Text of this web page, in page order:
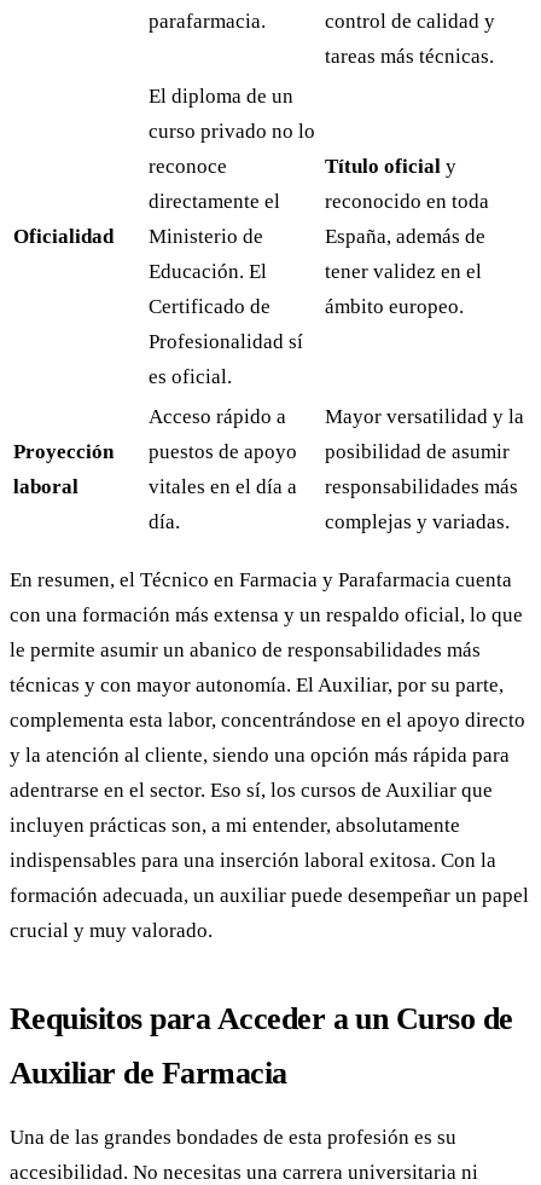
parafarmacia.
control de calidad y
tareas más técnicas.
Oficialidad
El diploma de un
curso privado no lo
reconoce
directamente el
Ministerio de
Educación. El
Certificado de
Profesionalidad sí
es oficial.
Título oficial y
reconocido en toda
España, además de
tener validez en el
ámbito europeo.
Proyección
laboral
Acceso rápido a
puestos de apoyo
vitales en el día a
día.
Mayor versatilidad y la
posibilidad de asumir
responsabilidades más
complejas y variadas.
En resumen, el Técnico en Farmacia y Parafarmacia cuenta
con una formación más extensa y un respaldo oficial, lo que
le permite asumir un abanico de responsabilidades más
técnicas y con mayor autonomía. El Auxiliar, por su parte,
complementa esta labor, concentrándose en el apoyo directo
y la atención al cliente, siendo una opción más rápida para
adentrarse en el sector. Eso sí, los cursos de Auxiliar que
incluyen prácticas son, a mi entender, absolutamente
indispensables para una inserción laboral exitosa. Con la
formación adecuada, un auxiliar puede desempeñar un papel
crucial y muy valorado.
Requisitos para Acceder a un Curso de
Auxiliar de Farmacia
Una de las grandes bondades de esta profesión es su
accesibilidad. No necesitas una carrera universitaria ni